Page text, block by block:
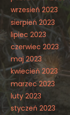
wrzesień 2023
sierpień 2023
lipiec 2023
czerwiec 2023
maj 2023
kwiecień 2023
marzec 2023
luty 2023
styczeń 2023